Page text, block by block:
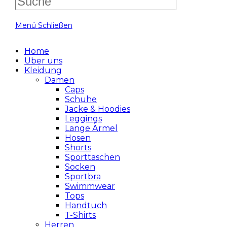
Menü Schließen
Home
Über uns
Kleidung
Damen
Caps
Schuhe
Jacke & Hoodies
Leggings
Lange Ärmel
Hosen
Shorts
Sporttaschen
Socken
Sportbra
Swimmwear
Tops
Handtuch
T-Shirts
Herren